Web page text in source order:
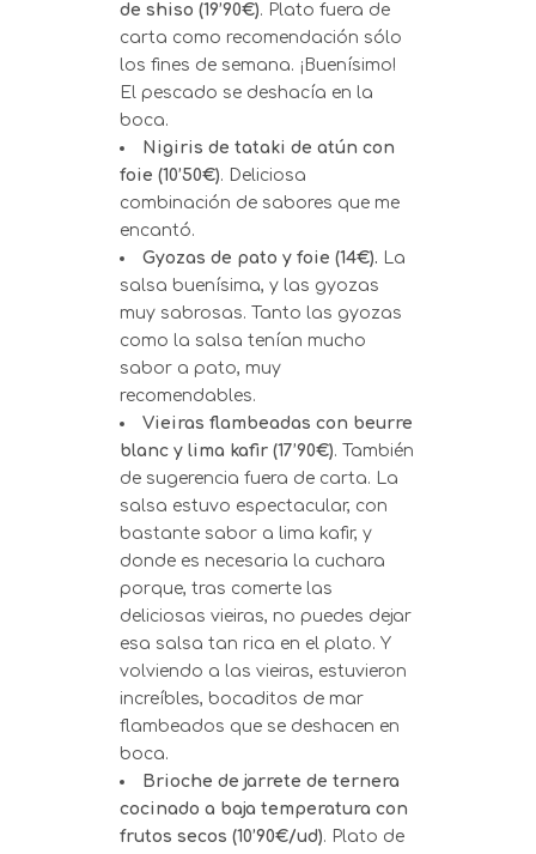
de shiso (19’90€). Plato fuera de
carta como recomendación sólo
los fines de semana. ¡Buenísimo!
El pescado se deshacía en la
boca.
Nigiris de tataki de atún con
foie (10’50€). Deliciosa
combinación de sabores que me
encantó.
Gyozas de pato y foie (14€). La
salsa buenísima, y las gyozas
muy sabrosas. Tanto las gyozas
como la salsa tenían mucho
sabor a pato, muy
recomendables.
Vieiras flambeadas con beurre
blanc y lima kafir (17’90€). También
de sugerencia fuera de carta. La
salsa estuvo espectacular, con
bastante sabor a lima kafir, y
donde es necesaria la cuchara
porque, tras comerte las
deliciosas vieiras, no puedes dejar
esa salsa tan rica en el plato. Y
volviendo a las vieiras, estuvieron
increíbles, bocaditos de mar
flambeados que se deshacen en
boca.
Brioche de jarrete de ternera
cocinado a baja temperatura con
frutos secos (10’90€/ud). Plato de